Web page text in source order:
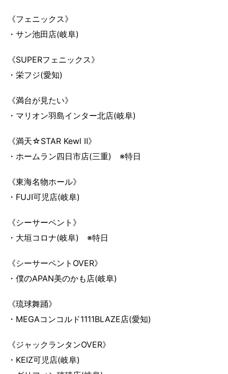
《フェニックス》
・サン池田店(岐阜)
《SUPERフェニックス》
・栄フジ(愛知)
《満台が見たい》
・マリオン羽島インター北店(岐阜)
《満天☆STAR Kewl Ⅱ》
・ホームラン四日市店(三重) ※特日
《東海名物ホール》
・FUJI可児店(岐阜)
《シーサーペント》
・大垣コロナ(岐阜) ※特日
《シーサーペントOVER》
・僕のAPAN美のかも店(岐阜)
《琉球舞踊》
・MEGAコンコルド1111BLAZE店(愛知)
《ジャックランタンOVER》
・KEIZ可児店(岐阜)